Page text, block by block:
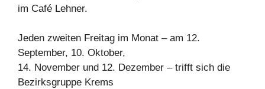
im Café Lehner.
Jeden zweiten Freitag im Monat – am 12.
September, 10. Oktober,
14. November und 12. Dezember – trifft sich die
Bezirksgruppe Krems